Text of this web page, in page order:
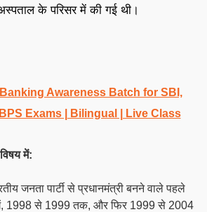
के परिसर में की गई थी।
Awareness Batch for SBI,
Exams | Bilingual | Live Class
में:
जनता पार्टी से प्रधानमंत्री बनने वाले पहले
1998 से 1999 तक, और फिर 1999 से 2004